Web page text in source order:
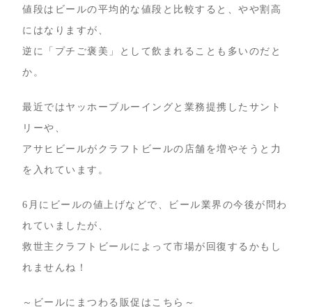
値段はビールの平均的な値段と比較すると、やや割高
にはなりますが、
逆に「プチご褒美」として飲まれることも多いのだと
か。
最近ではヤッホーブルーイングと業務提携したサント
リーや、
アサヒビールがクラフトビールの店舗を増やそうと力
を入れています。
6月にビールの値上げなどで、ビール業界の今後が問わ
れていましたが、
救世主クラフトビールによって市場が回復するかもし
れませんね！
～ビールにまつわる販促はこちら～